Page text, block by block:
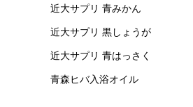
近大サプリ 青みかん
近大サプリ 黒しょうが
近大サプリ 青はっさく
青森ヒバ入浴オイル